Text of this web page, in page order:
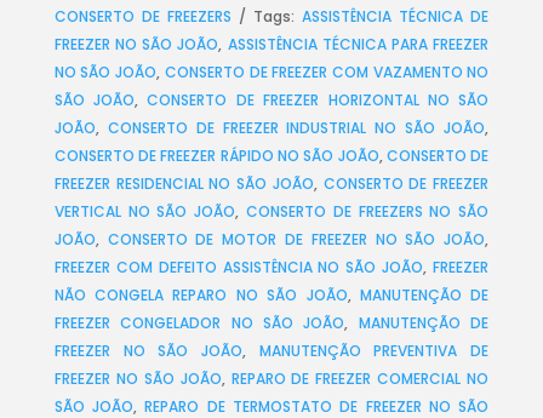
CONSERTO DE FREEZERS
Tags:ASSISTÊNCIA TÉCNICA DE
FREEZER NO SÃO JOÃO, ASSISTÊNCIA TÉCNICA PARA FREEZER
NO SÃO JOÃO, CONSERTO DE FREEZER COM VAZAMENTO NO
SÃO JOÃO,CONSERTO DE FREEZER HORIZONTAL NO SÃO
JOÃO, CONSERTO DE FREEZER INDUSTRIAL NO SÃO JOÃO,
CONSERTO DE FREEZER RÁPIDO NO SÃO JOÃO,CONSERTO DE
FREEZER RESIDENCIAL NO SÃO JOÃO, CONSERTO DE FREEZER
VERTICAL NO SÃO JOÃO,CONSERTO DE FREEZERS NO SÃO
JOÃO, CONSERTO DE MOTOR DE FREEZER NO SÃO JOÃO,
FREEZER COM DEFEITO ASSISTÊNCIA NO SÃO JOÃO,FREEZER
NÃO CONGELA REPARO NO SÃO JOÃO, MANUTENÇÃO DE
FREEZER CONGELADOR NO SÃO JOÃO, MANUTENÇÃO DE
FREEZER NO SÃO JOÃO, MANUTENÇÃO PREVENTIVA DE
FREEZER NO SÃO JOÃO, REPARO DE FREEZER COMERCIAL NO
SÃO JOÃO,REPARO DE TERMOSTATO DE FREEZER NO SÃO